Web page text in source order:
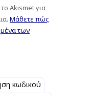
Akismet για
Μάθετε πώς
των
κωδικού